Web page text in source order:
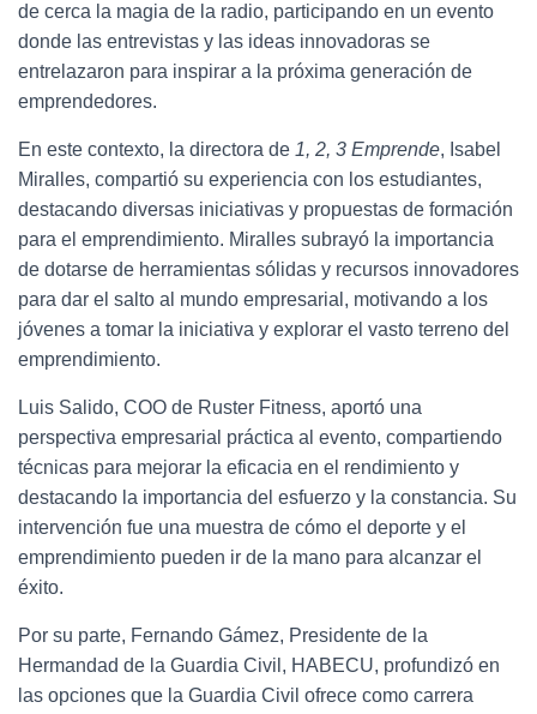
de cerca la magia de la radio, participando en un evento
donde las entrevistas y las ideas innovadoras se
entrelazaron para inspirar a la próxima generación de
emprendedores.
En este contexto, la directora de 1, 2, 3 Emprende, Isabel
Miralles, compartió su experiencia con los estudiantes,
destacando diversas iniciativas y propuestas de formación
para el emprendimiento. Miralles subrayó la importancia
de dotarse de herramientas sólidas y recursos innovadores
para dar el salto al mundo empresarial, motivando a los
jóvenes a tomar la iniciativa y explorar el vasto terreno del
emprendimiento.
Luis Salido, COO de Ruster Fitness, aportó una
perspectiva empresarial práctica al evento, compartiendo
técnicas para mejorar la eficacia en el rendimiento y
destacando la importancia del esfuerzo y la constancia. Su
intervención fue una muestra de cómo el deporte y el
emprendimiento pueden ir de la mano para alcanzar el
éxito.
Por su parte, Fernando Gámez, Presidente de la
Hermandad de la Guardia Civil, HABECU, profundizó en
las opciones que la Guardia Civil ofrece como carrera